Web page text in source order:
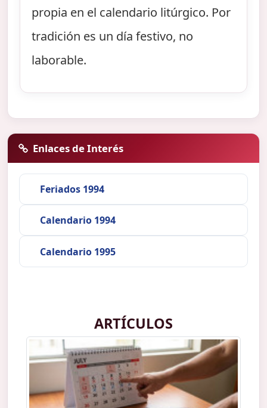
propia en el calendario litúrgico. Por
tradición es un día festivo, no
laborable.
Enlaces de Interés
Feriados 1994
Calendario 1994
Calendario 1995
ARTÍCULOS